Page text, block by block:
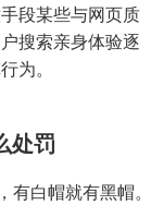
段某些与网页质
搜索亲身体验逐
为。
处罚
白帽就有黑帽。